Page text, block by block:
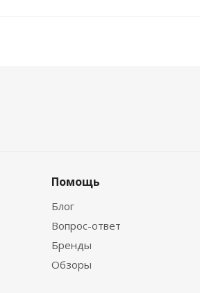
Помощь
Блог
Вопрос-ответ
Бренды
Обзоры